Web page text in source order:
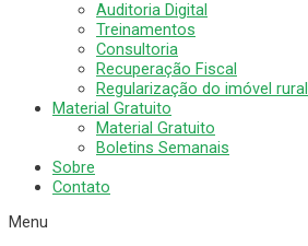
Auditoria Digital
Treinamentos
Consultoria
Recuperação Fiscal
Regularização do imóvel rural
Material Gratuito
Material Gratuito
Boletins Semanais
Sobre
Contato
Menu